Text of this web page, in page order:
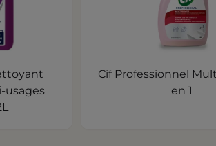
usages
Cif Professionnel Multipower 4
en 1